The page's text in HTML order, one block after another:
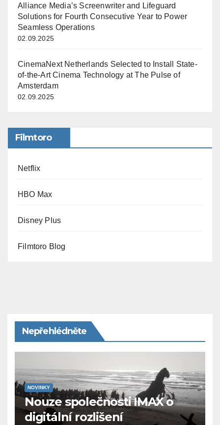
Alliance Media’s Screenwriter and Lifeguard
Solutions for Fourth Consecutive Year to Power
Seamless Operations
02.09.2025
CinemaNext Netherlands Selected to Install State-
of-the-Art Cinema Technology at The Pulse of
Amsterdam
02.09.2025
Filmtoro
Netflix
HBO Max
Disney Plus
Filmtoro Blog
Nepřehlédněte
NOVINKY
Nouze společnosti IMAX o
digitální rozlišení